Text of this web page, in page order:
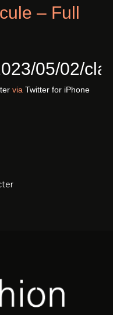
– Full
05/02/
via Twitter for iPhone